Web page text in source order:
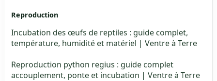
Reproduction
Incubation des œufs de reptiles : guide complet,
température, humidité et matériel | Ventre à Terre
Reproduction python regius : guide complet
accouplement, ponte et incubation | Ventre à Terre